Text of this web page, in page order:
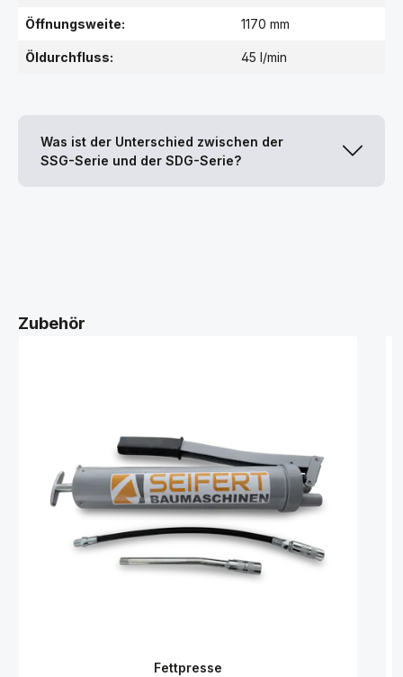
Öffnungsweite: 1170 mm
Öldurchfluss: 45 l/min
Was ist der Unterschied zwischen der
SSG-Serie und der SDG-Serie?
Zubehör
Fettpresse